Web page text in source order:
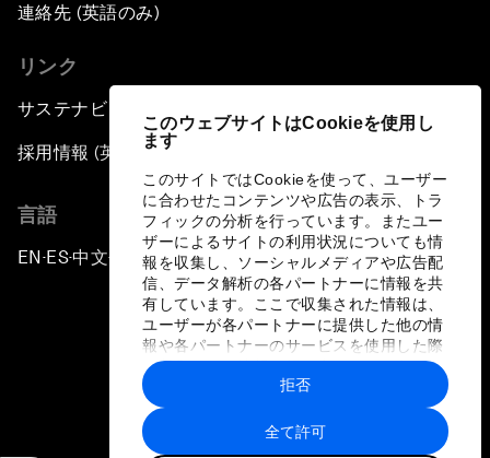
このウェブサイトはCookieを使用し
ます
このサイトではCookieを使って、ユーザー
に合わせたコンテンツや広告の表示、トラ
フィックの分析を行っています。またユー
ザーによるサイトの利用状況についても情
報を収集し、ソーシャルメディアや広告配
信、データ解析の各パートナーに情報を共
有しています。ここで収集された情報は、
ユーザーが各パートナーに提供した他の情
報や各パートナーのサービスを使用した際
に収集された情報と組み合わされ、各パー
トナーによって使用されることがありま
す。
全て許可
拒否
連絡先 (英語のみ)
リンク
サステナビリティへの取り組み
採用情報 (英語のみ)
言語
EN ▪ES▪中文▪ 日本語
プライバシーポリシーと利用規約
サイトマップ